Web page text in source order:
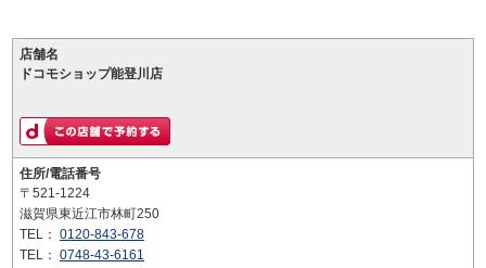
店舗名
ドコモショップ能登川店
住所/電話番号
〒521-1224
滋賀県東近江市林町250
TEL： 0120-843-678
TEL： 0748-43-6161